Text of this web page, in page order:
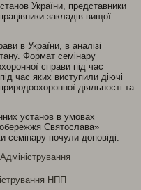
України, представники
закладів вищої
в України, в аналізі
Формат семінару
справи під час
час яких виступили діючі
діяльності та
установ в умовах
Святослава»
почули доповіді:
НПП